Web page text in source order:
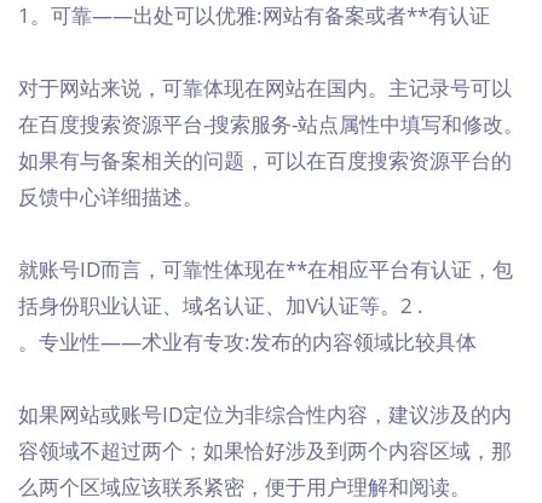
1。可靠——出处可以优雅:网站有备案或者**有认证
对于网站来说，可靠体现在网站在国内。主记录号可以
在百度搜索资源平台-搜索服务-站点属性中填写和修改。
如果有与备案相关的问题，可以在百度搜索资源平台的
反馈中心详细描述。
就账号ID而言，可靠性体现在**在相应平台有认证，包
括身份职业认证、域名认证、加V认证等。2 .
。专业性——术业有专攻:发布的内容领域比较具体
如果网站或账号ID定位为非综合性内容，建议涉及的内
容领域不超过两个；如果恰好涉及到两个内容区域，那
么两个区域应该联系紧密，便于用户理解和阅读。